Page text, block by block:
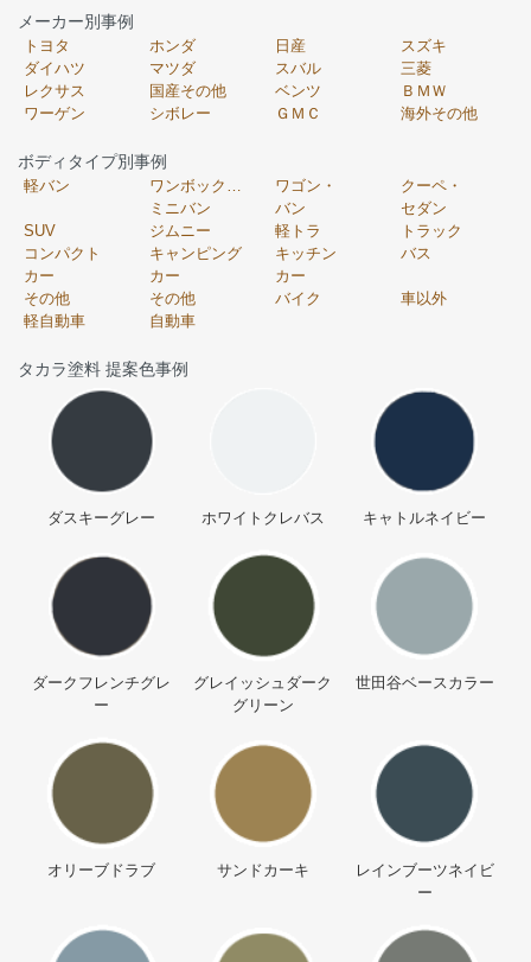
メーカー別事例
トヨタ ホンダ 日産
スズキ
ダイハツ
マツダ スバル
三菱
レクサス
国産その他 ベンツ
ＢＭＷ
ワーゲン
シボレー ＧＭＣ 海外その他
ボディタイプ別事例
軽バン
ミニバン
ワゴン・
バン
クーペ・
セダン
SUV
ジムニー 軽トラ
トラック
コンパクト
カー
キャンピング
カー
キッチン
カー
バス
その他
軽自動車
その他
自動車
バイク 車以外
タカラ塗料 提案色事例
ダスキーグレー ホワイトクレバス キャトルネイビー
ダークフレンチグレ
ー
グレイッシュダーク
グリーン
世田谷ベースカラー
オリーブドラブ サンドカーキ
レインブーツネイビ
ー